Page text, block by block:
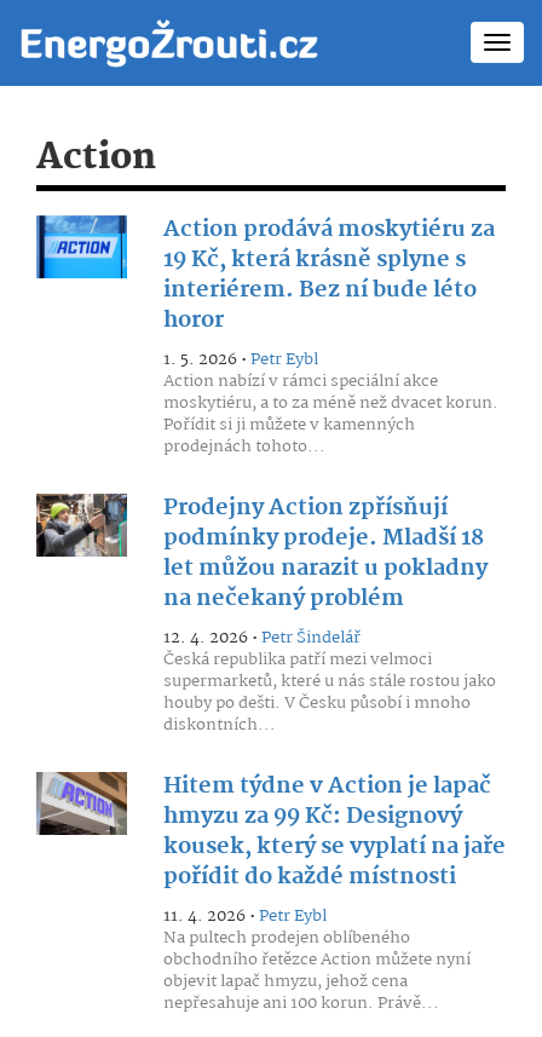
Action
Action prodává moskytiéru za
19 Kč, která krásně splyne s
interiérem. Bez ní bude léto
horor
1. 5. 2026 •Petr Eybl
Action nabízí v rámci speciální akce
moskytiéru, a to za méně než dvacet korun.
Pořídit si ji můžete v kamenných
prodejnách tohoto...
Prodejny Action zpřísňují
podmínky prodeje. Mladší 18
let můžou narazit u pokladny
na nečekaný problém
12. 4. 2026 •Petr Šindelář
Česká republika patří mezi velmoci
supermarketů, které u nás stále rostou jako
houby po dešti. V Česku působí i mnoho
diskontních...
Hitem týdne v Action je lapač
hmyzu za 99 Kč: Designový
kousek, který se vyplatí na jaře
pořídit do každé místnosti
11. 4. 2026 •Petr Eybl
Na pultech prodejen oblíbeného
obchodního řetězce Action můžete nyní
objevit lapač hmyzu, jehož cena
nepřesahuje ani 100 korun. Právě...